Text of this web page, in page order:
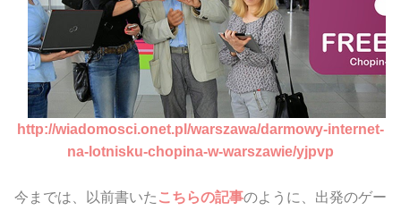
http://wiadomosci.onet.pl/warszawa/darmowy-internet-
na-lotnisku-chopina-w-warszawie/yjpvp
今までは、以前書いた こちらの記事のように、出発のゲー